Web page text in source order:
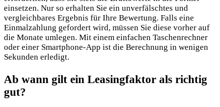
einsetzen. Nur so erhalten Sie ein unverfälschtes und
vergleichbares Ergebnis für Ihre Bewertung. Falls eine
Einmalzahlung gefordert wird, müssen Sie diese vorher auf
die Monate umlegen. Mit einem einfachen Taschenrechner
oder einer Smartphone-App ist die Berechnung in wenigen
Sekunden erledigt.
Ab wann gilt ein Leasingfaktor als richtig
gut?